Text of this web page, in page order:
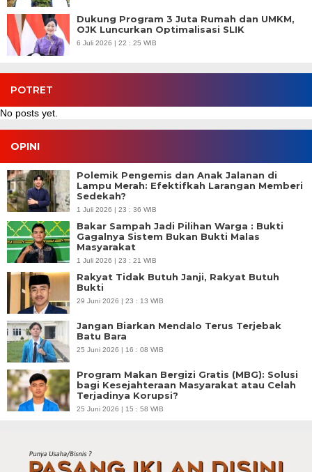
Dukung Program 3 Juta Rumah dan UMKM,
OJK Luncurkan Optimalisasi SLIK
6 Juli 2026 | 22 : 25 WIB
POTRET
No posts yet.
OPINI
Polemik Pengemis dan Anak Jalanan di
Lampu Merah: Efektifkah Larangan Memberi
Sedekah?
1 Juli 2026 | 23 : 36 WIB
Bakar Sampah Jadi Pilihan Warga : Bukti
Gagalnya Sistem Bukan Bukti Malas
Masyarakat
1 Juli 2026 | 23 : 21 WIB
Rakyat Tidak Butuh Janji, Rakyat Butuh
Bukti
29 Juni 2026 | 23 : 13 WIB
Jangan Biarkan Mendalo Terus Terjebak
Batu Bara
25 Juni 2026 | 16 : 08 WIB
Program Makan Bergizi Gratis (MBG): Solusi
bagi Kesejahteraan Masyarakat atau Celah
Terjadinya Korupsi?
25 Juni 2026 | 15 : 58 WIB